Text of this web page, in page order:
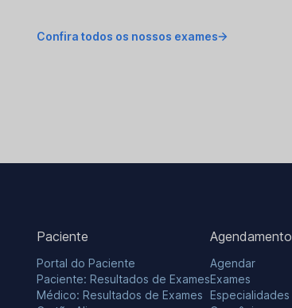
Confira todos os nossos exames
Paciente
Portal do Paciente
Paciente: Resultados de Exames
Médico: Resultados de Exames
Agendamento
Agendar
Exames
Especialidades